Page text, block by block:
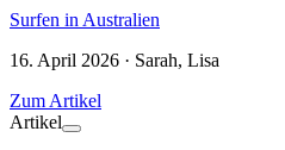
Surfen in Australien
16. April 2026 · Sarah, Lisa
Zum Artikel
Artikel